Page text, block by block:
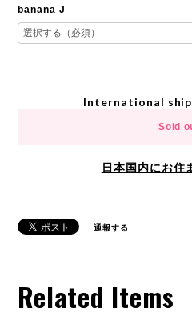
banana J
International
Sold
日本国内にお住
通報する
Related Items